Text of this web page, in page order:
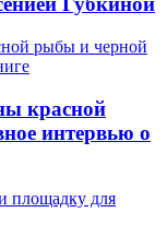
красной
интервью о